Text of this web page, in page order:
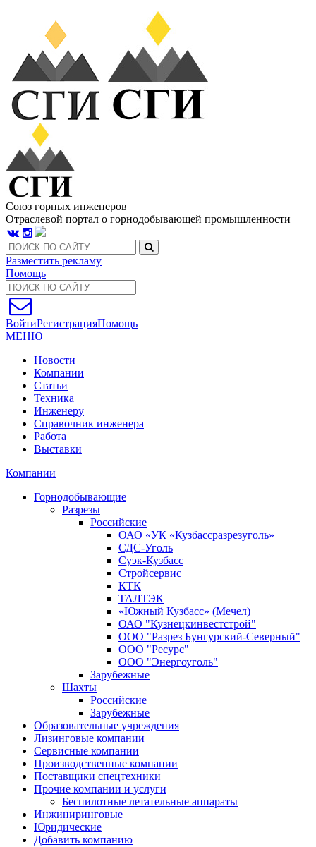
Союз горных инженеров
Отраслевой портал о горнодобывающей промышленности
Разместить рекламу
Помощь
ВойтиРегистрацияПомощь
МЕНЮ
Новости
Компании
Статьи
Техника
Инженеру
Справочник инженера
Работа
Выставки
Компании
Горнодобывающие
Разрезы
Российские
ОАО «УК «Кузбассразрезуголь»
СДС-Уголь
Суэк-Кузбасс
Стройсервис
КТК
ТАЛТЭК
«Южный Кузбасс» (Мечел)
ОАО "Кузнецкинвестстрой"
ООО "Разрез Бунгурский-Северный"
ООО "Ресурс"
ООО "Энергоуголь"
Зарубежные
Шахты
Российские
Зарубежные
Образовательные учреждения
Лизинговые компании
Сервисные компании
Производственные компании
Поставщики спецтехники
Прочие компании и услуги
Беспилотные летательные аппараты
Инжиниринговые
Юридические
Добавить компанию